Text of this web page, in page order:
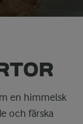
en himmelsk
och färska